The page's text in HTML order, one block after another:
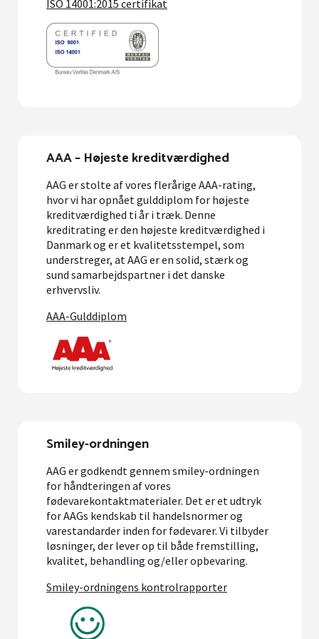
ISO 14001:2015 certifikat
AAA – Højeste kreditværdighed
AAG er stolte af vores flerårige AAA-rating,
hvor vi har opnået gulddiplom for højeste
kreditværdighed ti år i træk. Denne
kreditrating er den højeste kreditværdighed i
Danmark og er et kvalitetsstempel, som
understreger, at AAG er en solid, stærk og
sund samarbejdspartner i det danske
erhvervsliv.
AAA-Gulddiplom
Smiley-ordningen
AAG er godkendt gennem smiley-ordningen
for håndteringen af vores
fødevarekontaktmaterialer. Det er et udtryk
for AAGs kendskab til handelsnormer og
varestandarder inden for fødevarer. Vi tilbyder
løsninger, der lever op til både fremstilling,
kvalitet, behandling og/eller opbevaring.
Smiley-ordningens kontrolrapporter